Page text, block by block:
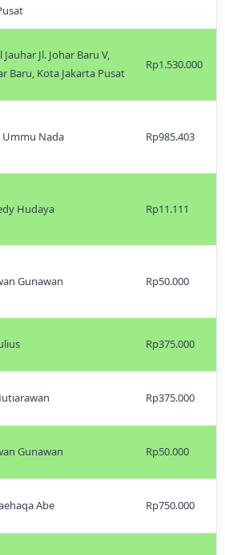
Jauhar Jl. Johar Baru V,
Baru, Kota Jakarta Pusat
Rp1.530.000
Ummu Nada Rp985.403
Hudaya Rp11.111
Gunawan Rp50.000
Rp375.000
Rp375.000
Gunawan Rp50.000
Abe Rp750.000